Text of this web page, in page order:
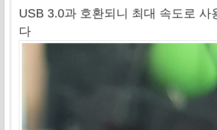
USB 3.0과 호환되니 최대 속도로
다